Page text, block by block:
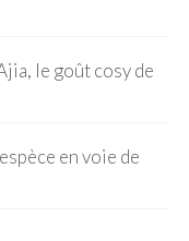
le goût cosy de
en voie de